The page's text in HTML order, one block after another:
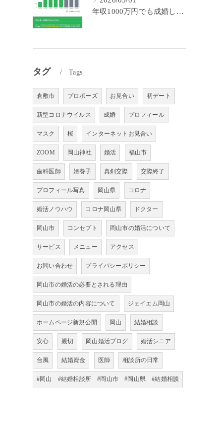
年収1000万円でも成婚しやすいとは限らない? 「年収帯別の成婚率」のリアル
タグ Tags
倉敷市 プロポーズ お見合い 初デート
新型コロナウイルス 成婚 プロフィール
マスク 桜 インターネットお見合い
ZOOM 岡山神社 婚活 福山市
歯科医師 婿養子 真剣交際 交際終了
プロフィール写真 岡山県 コロナ
婚活ノウハウ コロナ岡山県 ドクター
岡山市 コンセプト 岡山市の婚活について
サービス メニュー アクセス
お問い合わせ プライバシーポリシー
岡山市の婚活の必要とされる理由
岡山市の婚活の内容について ジェイエム岡山
ホームページ新規公開 岡山 結婚相談
安心 親切 岡山婚活ブログ 婚活シニア
台風 結婚資金 医師 相談所の日常
#岡山 #結婚相談所 #岡山市 #岡山県 #結婚相談